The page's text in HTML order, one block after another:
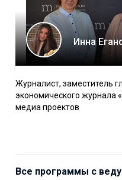
Инна
Журналист, заместитель
экономического журнала
медиа проектов
Все программы с